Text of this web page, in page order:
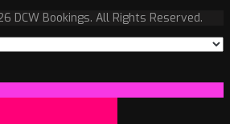
DCW Bookings. All Rights Reserved.